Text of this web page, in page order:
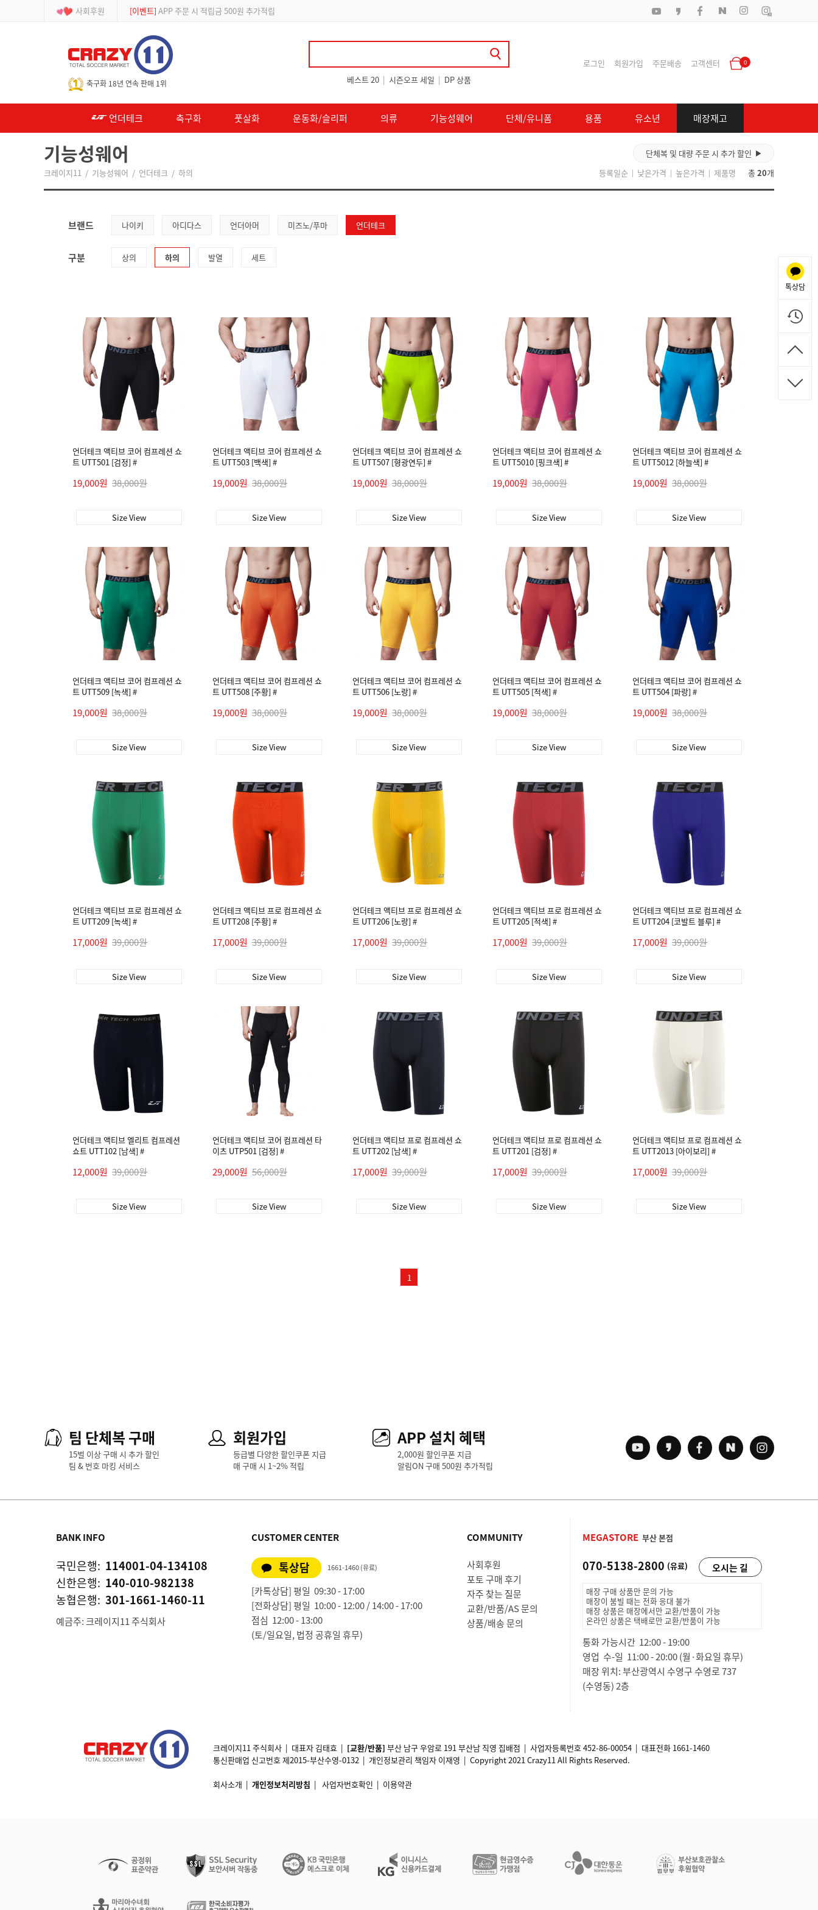
사회후원 [이벤트] APP 주문 시 적립금 500원 추가적립
축구화 18년 연속 판매 1위 베스트 20 | 시즌오프 세일 | DP 상품
로그인 회원가입 주문배송 고객센터 0
언더테크 축구화 풋살화 운동화/슬리퍼 의류 기능성웨어 단체/유니폼 용품 유소년 매장재고
기능성웨어 단체복 및 대량 주문 시 추가 할인 ▶
크레이지11 / 기능성웨어 / 언더테크 / 하의 등록일순 | 낮은가격 | 높은가격 | 제품명 총20개
브랜드 나이키 아디다스 언더아머 미즈노/푸마 언더테크
구분 상의 하의 발열 세트
언더테크 액티브 코어 컴프레션 쇼
트 UTT501 [검정] #
19,000원 38,000원
Size View
언더테크 액티브 코어 컴프레션 쇼
트 UTT503 [백색] #
19,000원 38,000원
Size View
언더테크 액티브 코어 컴프레션 쇼
트 UTT507 [형광연두] #
19,000원 38,000원
Size View
언더테크 액티브 코어 컴프레션 쇼
트 UTT5010 [핑크색] #
19,000원 38,000원
Size View
언더테크 액티브 코어 컴프레션 쇼
트 UTT5012 [하늘색] #
19,000원 38,000원
Size View
언더테크 액티브 코어 컴프레션 쇼
트 UTT509 [녹색] #
19,000원 38,000원
Size View
언더테크 액티브 코어 컴프레션 쇼
트 UTT508 [주황] #
19,000원 38,000원
Size View
언더테크 액티브 코어 컴프레션 쇼
트 UTT506 [노랑] #
19,000원 38,000원
Size View
언더테크 액티브 코어 컴프레션 쇼
트 UTT505 [적색] #
19,000원 38,000원
Size View
언더테크 액티브 코어 컴프레션 쇼
트 UTT504 [파랑] #
19,000원 38,000원
Size View
언더테크 액티브 프로 컴프레션 쇼
트 UTT209 [녹색] #
17,000원 39,000원
Size View
언더테크 액티브 프로 컴프레션 쇼
트 UTT208 [주황] #
17,000원 39,000원
Size View
언더테크 액티브 프로 컴프레션 쇼
트 UTT206 [노랑] #
17,000원 39,000원
Size View
언더테크 액티브 프로 컴프레션 쇼
트 UTT205 [적색] #
17,000원 39,000원
Size View
언더테크 액티브 프로 컴프레션 쇼
트 UTT204 [코발트 블루] #
17,000원 39,000원
Size View
언더테크 액티브 엘리트 컴프레션
쇼트 UTT102 [남색] #
12,000원 39,000원
Size View
언더테크 액티브 코어 컴프레션 타
이츠 UTP501 [검정] #
29,000원 56,000원
Size View
언더테크 액티브 프로 컴프레션 쇼
트 UTT202 [남색] #
17,000원 39,000원
Size View
언더테크 액티브 프로 컴프레션 쇼
트 UTT201 [검정] #
17,000원 39,000원
Size View
언더테크 액티브 프로 컴프레션 쇼
트 UTT2013 [아이보리] #
17,000원 39,000원
Size View
1
팀 단체복 구매
15벌 이상 구매 시 추가 할인
팀 & 번호 마킹 서비스
회원가입
등급별 다양한 할인쿠폰 지급
매 구매 시 1~2% 적립
APP 설치 혜택
2,000원 할인쿠폰 지급
알림ON 구매 500원 추가적립
BANK INFO
국민은행: 114001-04-134108
신한은행: 140-010-982138
농협은행: 301-1661-1460-11
예금주: 크레이지11 주식회사
CUSTOMER CENTER
톡상담 1661-1460 (유료)
[카톡상담] 평일 09:30 - 17:00
[전화상담] 평일 10:00 - 12:00 / 14:00 - 17:00
점심 12:00 - 13:00
(토/일요일, 법정 공휴일 휴무)
COMMUNITY
사회후원
포토 구매 후기
자주 찾는 질문
교환/반품/AS 문의
상품/배송 문의
MEGASTORE 부산 본점
070-5138-2800 (유료) 오시는 길
매장 구매 상품만 문의 가능
매장이 붐빌 때는 전화 응대 불가
매장 상품은 매장에서만 교환/반품이 가능
온라인 상품은 택배로만 교환/반품이 가능
통화 가능시간 12:00 - 19:00
영업 수-일 11:00 - 20:00 (월·화요일 휴무)
매장 위치: 부산광역시 수영구 수영로 737
(수영동) 2층
크레이지11 주식회사 | 대표자 김태효 | [교환/반품] 부산 남구 우암로 191 부산남 직영 집배점 | 사업자등록번호452-86-00054 | 대표전화 1661-1460
통신판매업 신고번호 제2015-부산수영-0132 | 개인정보관리 책임자 이재영 | Copyright 2021 Crazy11 All Rights Reserved.
회사소개 | 개인정보처리방침 | 사업자번호확인 | 이용약관
톡상담